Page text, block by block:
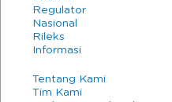
Regulator
Nasional
Rileks
Informasi
Tentang Kami
Tim Kami